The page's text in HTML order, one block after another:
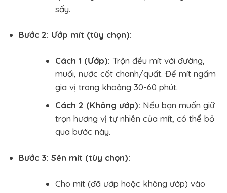
sấy.
Bước 2: Ướp mít (tùy chọn):
Cách 1 (Ướp): Trộn đều mít với đường,
muối, nước cốt chanh/quất. Để mít ngấm
gia vị trong khoảng 30-60 phút.
Cách 2 (Không ướp): Nếu bạn muốn giữ
trọn hương vị tự nhiên của mít, có thể bỏ
qua bước này.
Bước 3: Sên mít (tùy chọn):
Cho mít (đã ướp hoặc không ướp) vào